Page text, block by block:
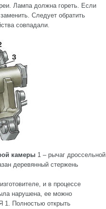
Лампа должна гореть. Если
Следует обратить
совпадали.
камеры1 – рычаг дроссельной
деревянный стержень
и в процессе
нарушена, ее можно
Полностью открыть